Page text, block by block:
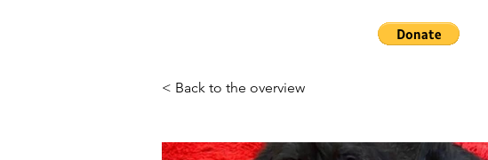
< Back to the overview